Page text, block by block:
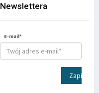
Newslettera
E-mail*
Zapisz